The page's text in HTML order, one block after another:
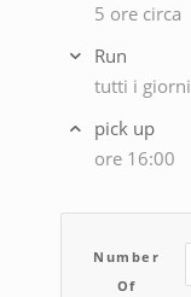
5 ore circa
Run
tutti i giorni
pick up
ore 16:00
Number
Of